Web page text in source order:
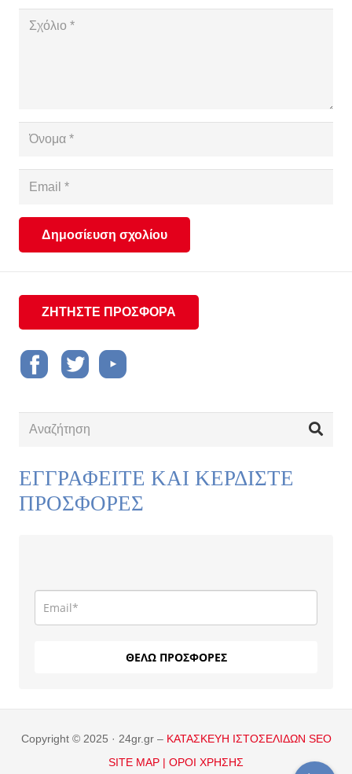
Δημοσίευση σχολίου
ΖΗΤΗΣΤΕ ΠΡΟΣΦΟΡΑ
ΕΓΓΡΑΦΕΙΤΕ ΚΑΙ ΚΕΡΔΙΣΤΕ
ΠΡΟΣΦΟΡΕΣ
ΘΕΛΩ ΠΡΟΣΦΟΡΕΣ
Copyright © 2025 · 24gr.gr – ΚΑΤΑΣΚΕΥΗ ΙΣΤΟΣΕΛΙΔΩΝ SEO
SITE MAP | ΟΡΟΙ ΧΡΗΣΗΣ